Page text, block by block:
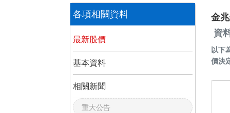
各項相關資料
最新股價
基本資料
相關新聞
重大公告
金
資
以下
價決